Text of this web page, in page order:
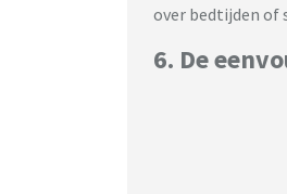
over bedtijden of
6. De